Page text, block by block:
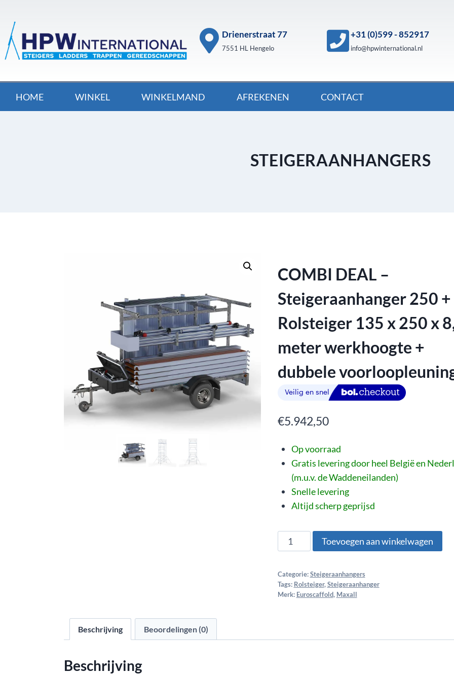
Drienerstraat 77
7551 HL Hengelo
+31 (0)599 - 852917
info@hpwinternational.nl
HOME WINKEL WINKELMAND AFREKENEN CONTACT
STEIGERAANHANGERS
COMBI DEAL –
Steigeraanhanger 250 +
Rolsteiger 135 x 250 x
meter werkhoogte +
dubbele
€5.942,50
Op voorraad
Gratis levering door heel België en
(m.u.v. de Waddeneilanden)
Snelle levering
Altijd scherp geprijsd
Toevoegen aan winkelwagen
Categorie: Steigeraanhangers
Tags: Rolsteiger, Steigeraanhanger
Merk: Euroscaffold, Maxall
Beschrijving Beoordelingen (0)
Beschrijving